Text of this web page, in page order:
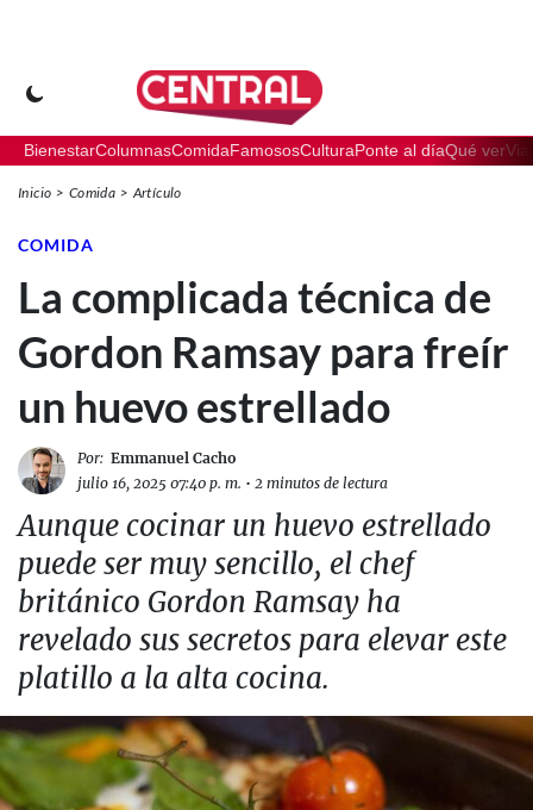
BienestarColumnasComidaFamososCulturaPonte al díaQué ver
Inicio Comida Artículo
COMIDA
La complicada técnica de
Gordon Ramsay para freír
un huevo estrellado
Por: Emmanuel Cacho
julio 16, 2025 07:40 p. m. • 2 minutos de lectura
Aunque cocinar un huevo estrellado
puede ser muy sencillo, el chef
británico Gordon Ramsay ha
revelado sus secretos para elevar este
platillo a la alta cocina.